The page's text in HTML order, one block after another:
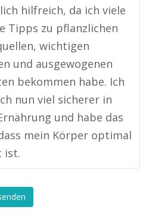
hilfreich, da ich viele
Tipps zu pflanzlichen
wichtigen
und ausgewogenen
bekommen habe. Ich
nun viel sicherer in
und habe das
mein Körper optimal
ist.